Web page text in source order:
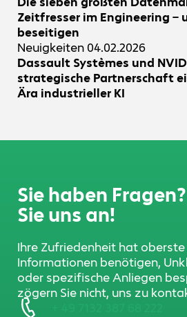
Zeitfresser im Engineering –
beseitigen
Neuigkeiten 04.02.2026
Dassault Systèmes und
strategische Partnerschaft
Ära industrieller KI
Sie haben
Sie uns an!
Ihre Zufriedenheit hat
Informationen benötigen,
oder spezifische Anliegen
zögern Sie nicht, uns zu